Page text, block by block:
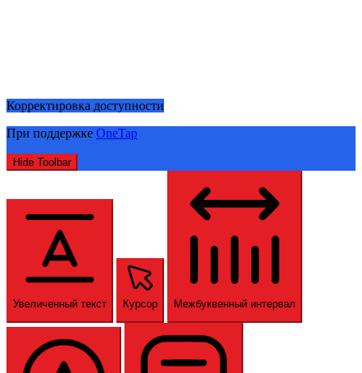
Корректировка доступности
При поддержке OneTap
Hide Toolbar
Увеличенный текст Курсор Межбуквенный интервал